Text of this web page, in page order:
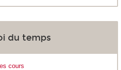
du temps
cours